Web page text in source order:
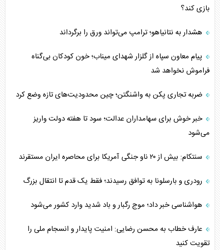
بازی کند؟
هشدار به نتانیاهو؛ ترامپ می‌تواند ورق را برگرداند
پیام معاون سپاه از گلزار شهدای میناب؛ خون کودکان بی‌گناه
فراموش نخواهد شد
ضربه تجاری پکن به واشنگتن؛ چین محدودیت‌های تازه وضع کرد
خبر خوش برای سهامداران عدالت؛ سود تا هفته دولت واریز
می‌شود
سنتکام: بیش از ۲۰ ناو جنگی آمریکا برای محاصره ایران مستقرند
رودری و بارسلونا به توافق رسیدند؛ فقط یک قدم تا انتقال بزرگ
هواشناسی خبر داد؛ موج رگبار و باد شدید وارد کشور می‌شود
عارف خطاب به محسن رضایی: امنیت پایدار و انسجام ملی را
تقویت کنید